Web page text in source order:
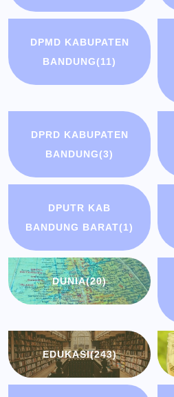
DPMD KABUPATEN
BANDUNG(11)
DPRD KABUPATEN
BANDUNG(3)
DPUTR KAB
BANDUNG BARAT(1)
DUNIA(20)
EDUKASI(243)